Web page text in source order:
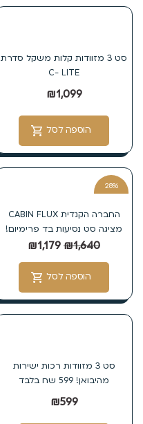
סט 3 מזוודות קלות משקל סדרת
C- LITE
₪1,099
הוספה לסל
28%
החברה הקנדית CABIN FLUX
מציגה סט נסיעות בד פרימיום!
₪1,640
₪1,179
הוספה לסל
סט 3 מזוודות רכות ישירות
מהיבואן! 599 שח בלבד
₪599